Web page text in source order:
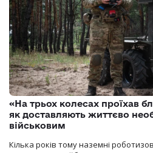
«На трьох колесах проїхав
як доставляють життєво
військовим
Кілька років тому наземні